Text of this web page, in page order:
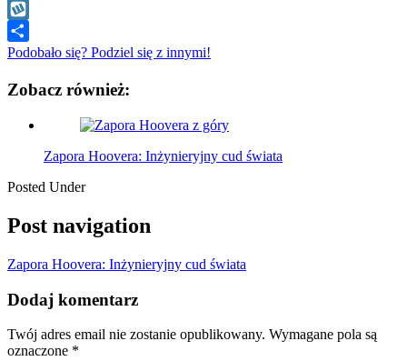
WhatsApp
Wykop
Podobało się? Podziel się z innymi!
Zobacz również:
Zapora Hoovera: Inżynieryjny cud świata
Posted Under
Post navigation
Zapora Hoovera: Inżynieryjny cud świata
Dodaj komentarz
Twój adres email nie zostanie opublikowany. Wymagane pola są
oznaczone *